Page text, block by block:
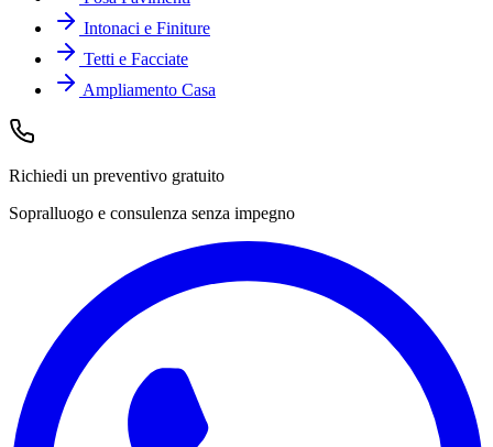
Intonaci e Finiture
Tetti e Facciate
Ampliamento Casa
Richiedi un preventivo gratuito
Sopralluogo e consulenza senza impegno